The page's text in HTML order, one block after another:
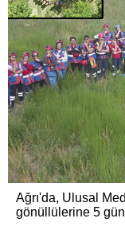
Ağrı'da, Ulusal
gönüllülerine 5